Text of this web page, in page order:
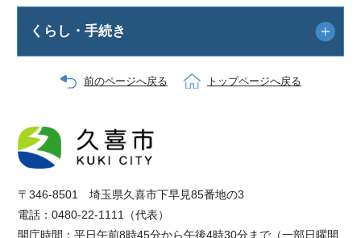
くらし・手続き
前のページへ戻る トップページへ戻る
〒346-8501 埼玉県久喜市下早見85番地の3
電話：0480-22-1111（代表）
開庁時間：平日午前8時45分から午後4時30分まで（一部日曜開